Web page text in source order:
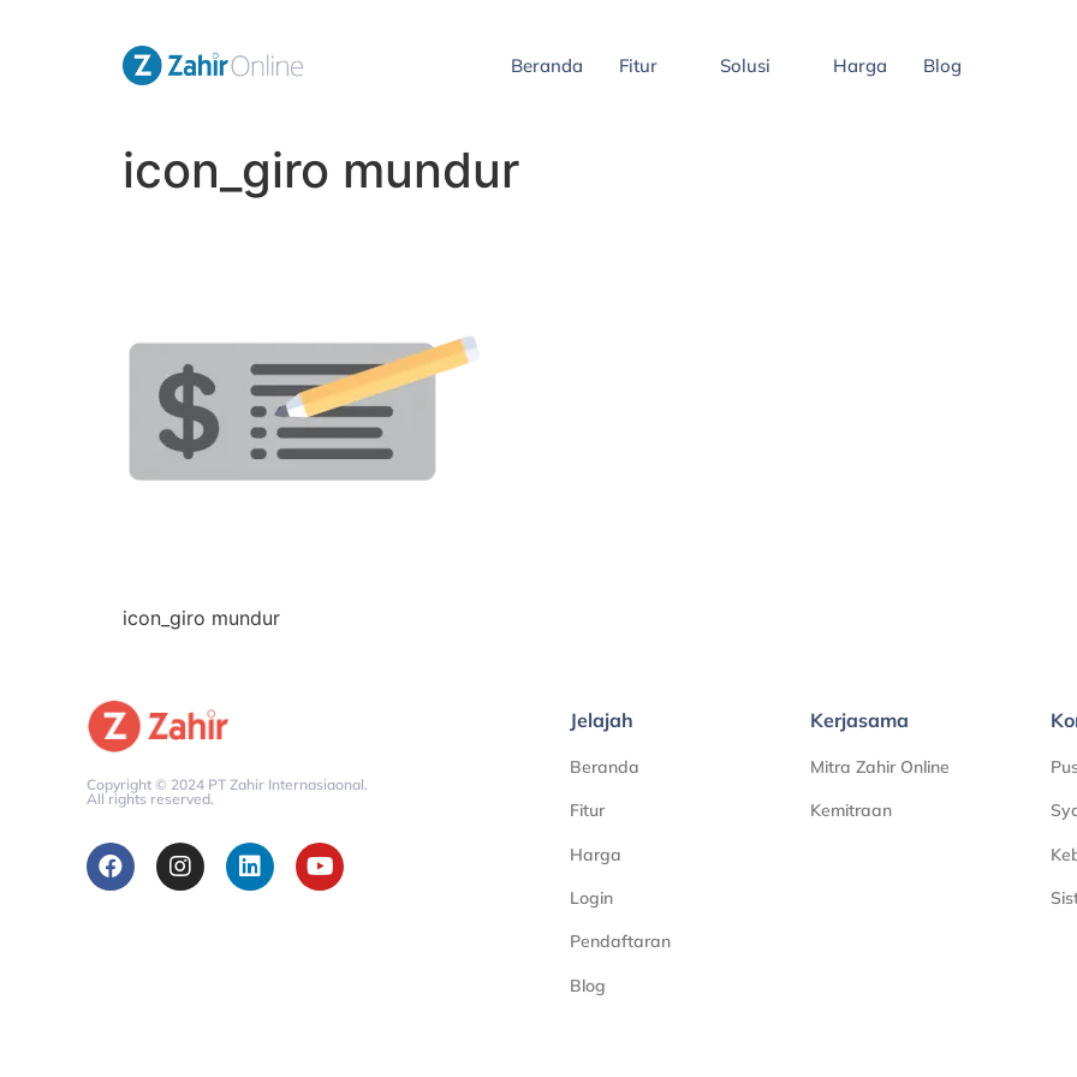
Beranda Fitur Solusi Harga Blog
icon_giro mundur
icon_giro mundur
Copyright © 2024 PT Zahir Internasiaonal.
All rights reserved.
Jelajah
Beranda
Fitur
Harga
Login
Pendaftaran
Blog
Kerjasama
Mitra Zahir Online
Kemitraan